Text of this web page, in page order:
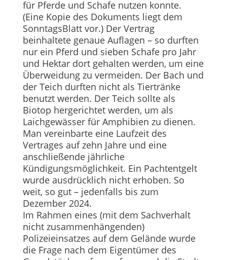
für Pferde und Schafe nutzen konnte.
(Eine Kopie des Dokuments liegt dem
SonntagsBlatt vor.) Der Vertrag
beinhaltete genaue Auflagen – so durften
nur ein Pferd und sieben Schafe pro Jahr
und Hektar dort gehalten werden, um eine
Überweidung zu vermeiden. Der Bach und
der Teich durften nicht als Tiertränke
benutzt werden. Der Teich sollte als
Biotop hergerichtet werden, um als
Laichgewässer für Amphibien zu dienen.
Man vereinbarte eine Laufzeit des
Vertrages auf zehn Jahre und eine
anschließende jährliche
Kündigungsmöglichkeit. Ein Pachtentgelt
wurde ausdrücklich nicht erhoben. So
weit, so gut – jedenfalls bis zum
Dezember 2024.
Im Rahmen eines (mit dem Sachverhalt
nicht zusammenhängenden)
Polizeieinsatzes auf dem Gelände wurde
die Frage nach dem Eigentümer des